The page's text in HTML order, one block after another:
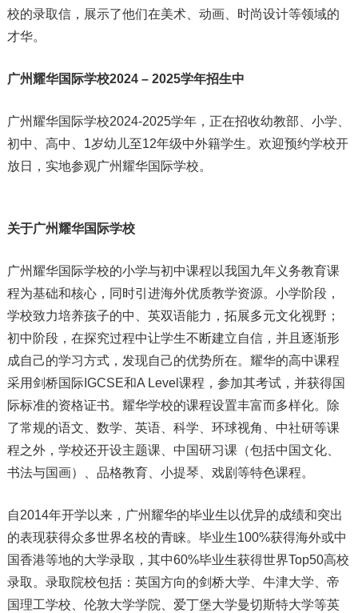
校的录取信，展示了他们在美术、动画、时尚设计等领域的
才华。
广州耀华国际学校2024 – 2025学年招生中
广州耀华国际学校2024-2025学年，正在招收幼教部、小学、
初中、高中、1岁幼儿至12年级中外籍学生。欢迎预约学校开
放日，实地参观广州耀华国际学校。
关于广州耀华国际学校
广州耀华国际学校的小学与初中课程以我国九年义务教育课
程为基础和核心，同时引进海外优质教学资源。小学阶段，
学校致力培养孩子的中、英双语能力，拓展多元文化视野；
初中阶段，在探究过程中让学生不断建立自信，并且逐渐形
成自己的学习方式，发现自己的优势所在。耀华的高中课程
采用剑桥国际IGCSE和A Level课程，参加其考试，并获得国
际标准的资格证书。耀华学校的课程设置丰富而多样化。除
了常规的语文、数学、英语、科学、环球视角、中社研等课
程之外，学校还开设主题课、中国研习课（包括中国文化、
书法与国画）、品格教育、小提琴、戏剧等特色课程。
自2014年开学以来，广州耀华的毕业生以优异的成绩和突出
的表现获得众多世界名校的青睐。毕业生100%获得海外或中
国香港等地的大学录取，其中60%毕业生获得世界Top50高校
录取。录取院校包括：英国方向的剑桥大学、牛津大学、帝
国理工学校、伦敦大学学院、爱丁堡大学曼切斯特大学等英